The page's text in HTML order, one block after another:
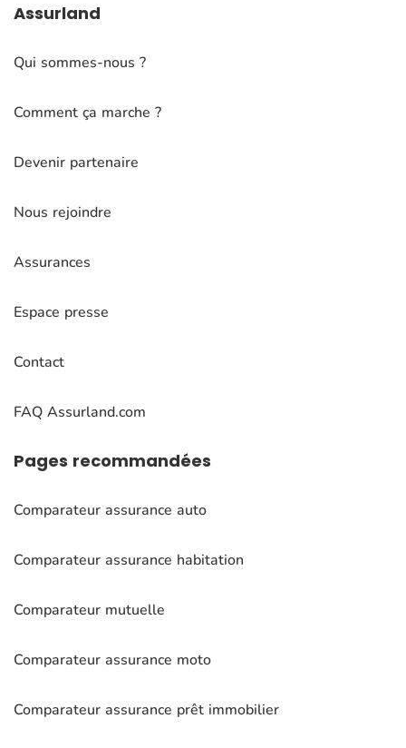
Assurland
Qui sommes-nous ?
Comment ça marche ?
Devenir partenaire
Nous rejoindre
Assurances
Espace presse
Contact
FAQ Assurland.com
Pages recommandées
Comparateur assurance auto
Comparateur assurance habitation
Comparateur mutuelle
Comparateur assurance moto
Comparateur assurance prêt immobilier